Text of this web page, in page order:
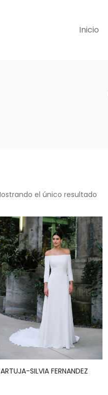
Inicio
el único resultado
SILVIA FERNANDEZ